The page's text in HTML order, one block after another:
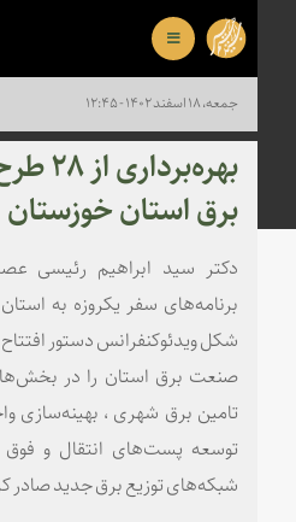
جمعه، ۱۸ اسفند ۱۴۰۲ - ۱۲:۴۵
برق استان خوزستان
دکتر سید ابراهیم رئیسی
برنامه‌های سفر یکروزه به
شکل ویدئوکنفرانس دستور
صنعت برق استان را در
توسعه پست‌های انتقال و
شبکه‌های توزیع برق جدید صادر